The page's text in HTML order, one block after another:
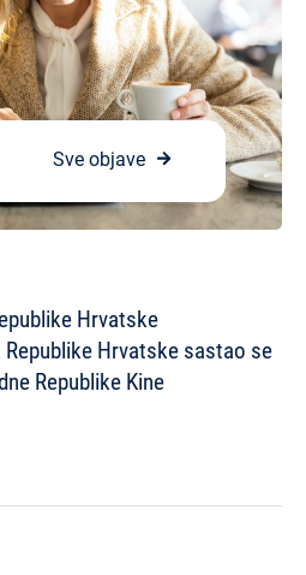
Sve objave
Hrvatske
Hrvatske sastao se
Republike Kine